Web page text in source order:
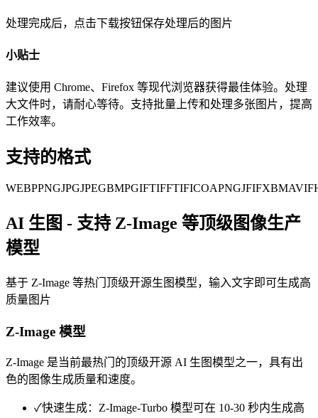
处理完成后，点击下载按钮保存处理后的图片
小贴士
建议使用 Chrome、Firefox 等现代浏览器获得最佳体验。处理
大文件时，请耐心等待。支持批量上传和处理多张图片，提高
工作效率。
支持的格式
WEBPPNGJPGJPEGBMPGIFTIFFTIFICOAPNGJFIFXBMAVIF
AI 生图 - 支持 Z-Image 等顶级图像生产
模型
基于 Z-Image 等热门顶级开源生图模型，输入文字即可生成高
质量图片
Z-Image 模型
Z-Image 是当前最热门的顶级开源 AI 生图模型之一，具有出
色的图像生成质量和速度。
✓快速生成：Z-Image-Turbo 模型可在 10-30 秒内生成高